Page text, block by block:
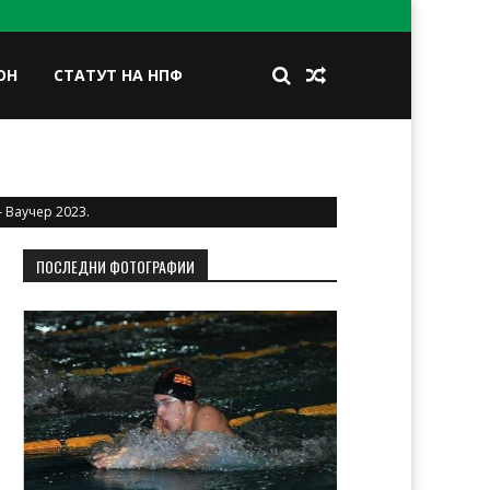
СТАТУТ НА НПФ
2023.
ПОСЛЕДНИ ФОТОГРАФИИ